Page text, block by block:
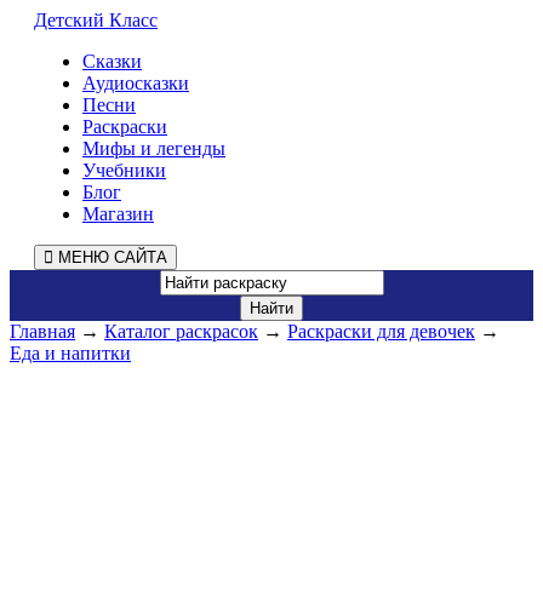
Детский Класс
Сказки
Аудиосказки
Песни
Раскраски
Мифы и легенды
Учебники
Блог
Магазин
МЕНЮ САЙТА
Главная → Каталог раскрасок → Раскраски для девочек →
Еда и напитки